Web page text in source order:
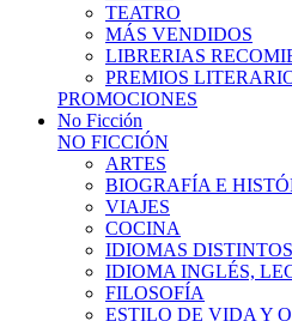
TEATRO
MÁS VENDIDOS
LIBRERIAS
PREMIOS
PROMOCIONES
No Ficción
NO FICCIÓN
ARTES
BIOGRAFÍA E
VIAJES
COCINA
IDIOMAS
IDIOMA INGLÉS,
FILOSOFÍA
ESTILO DE VIDA Y